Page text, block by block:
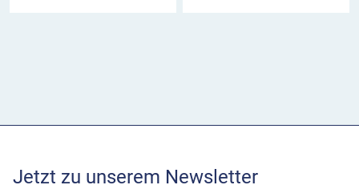
Jetzt zu unserem Newsletter